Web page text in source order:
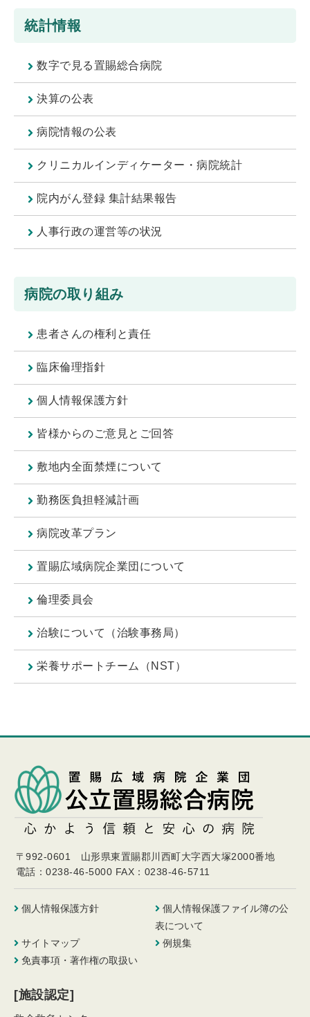
統計情報
数字で見る置賜総合病院
決算の公表
病院情報の公表
クリニカルインディケーター・病院統計
院内がん登録 集計結果報告
人事行政の運営等の状況
病院の取り組み
患者さんの権利と責任
臨床倫理指針
個人情報保護方針
皆様からのご意見とご回答
敷地内全面禁煙について
勤務医負担軽減計画
病院改革プラン
置賜広域病院企業団について
倫理委員会
治験について（治験事務局）
栄養サポートチーム（NST）
〒992-0601 山形県東置賜郡川西町大字西大塚2000番地
電話：0238-46-5000 FAX：0238-46-5711
個人情報保護方針
個人情報保護ファイル簿の公
表について
サイトマップ
例規集
免責事項・著作権の取扱い
[施設認定]